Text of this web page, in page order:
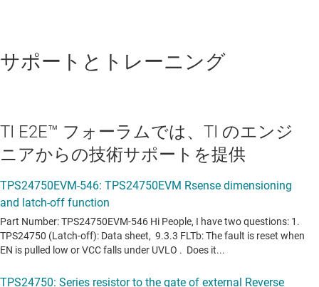
サポートとトレーニング
TI E2E™ フォーラムでは、TI のエンジ
ニアからの技術サポートを提供